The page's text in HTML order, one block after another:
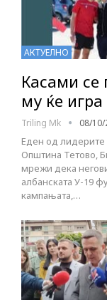
АКТУЕЛНО
Касами се
му ќе
Triling Mk 08/10/
Еден од лидерите
Општина Тетово,
мрежи дека
албанската У-19
кампањата,…